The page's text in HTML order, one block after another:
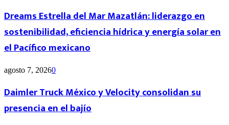
Dreams Estrella del Mar Mazatlán: liderazgo en
sostenibilidad, eficiencia hídrica y energía solar en
el Pacífico mexicano
agosto 7, 20260
Daimler Truck México y Velocity consolidan su
presencia en el bajío